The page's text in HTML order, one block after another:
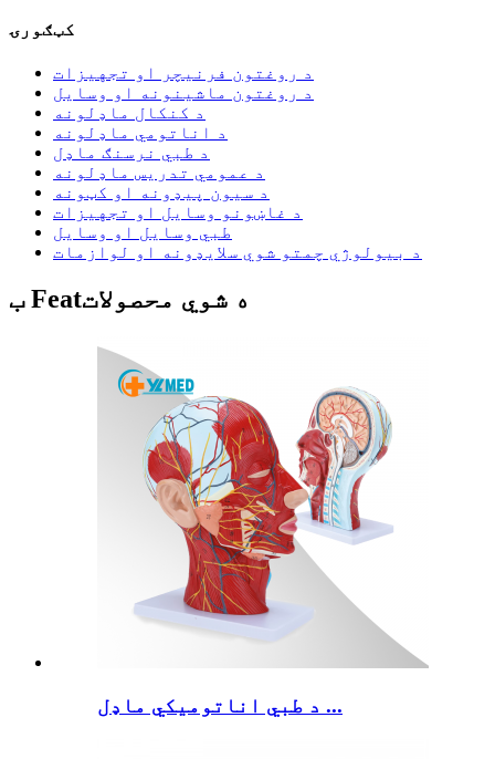
کټګورۍ
د روغتون فرنیچر او تجهیزات
د روغتون ماشینونه او وسایل
د کنکال ماډلونه
د اناتومي ماډلونه
د طبي نرسنګ ماډل
د عمومي تدریس ماډلونه
د سیون پیډونه او کټونه
د غاښونو وسایل او تجهیزات
طبي وسایل او وسایل
د بیولوژي چمتو شوي سلایډونه او لوازمات
ب Featه شوي محصولات
د طبي اناتوميکي ماډل ...